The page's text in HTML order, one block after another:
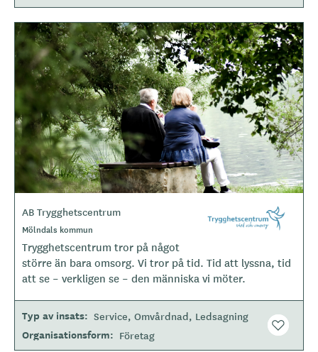
B
i
l
e
r
t
p
e
AB Trygghetscentrum
O
r
å
d
e
Mölndals kommun
Trygghetscentrum tror på något
större än bara omsorg. Vi tror på tid. Tid att lyssna, tid
att se – verkligen se – den människa vi möter.
Typ av insats Service Omvårdnad Ledsagning
Organisationsform Företag